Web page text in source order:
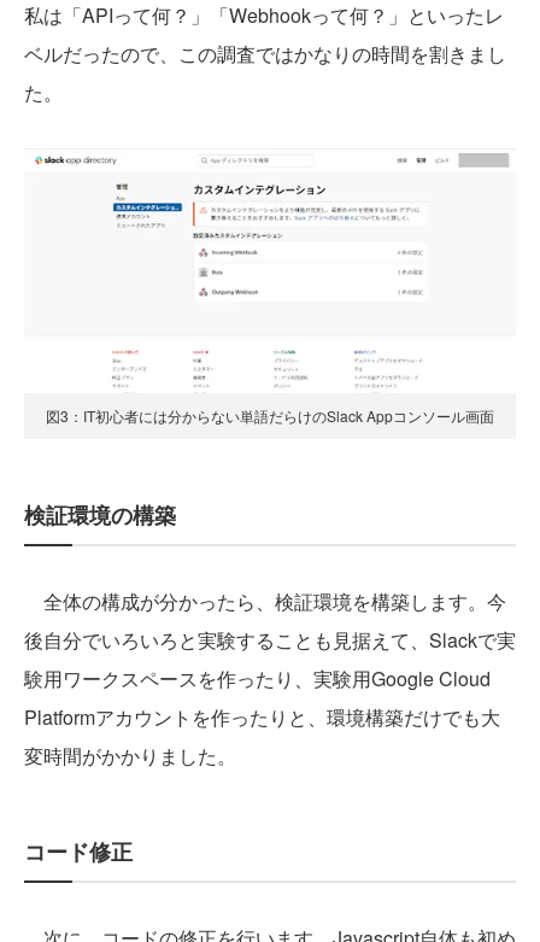
私は「APIって何？」「Webhookって何？」といったレ
ベルだったので、この調査ではかなりの時間を割きまし
た。
図3：IT初心者には分からない単語だらけのSlack Appコンソール画面
検証環境の構築
全体の構成が分かったら、検証環境を構築します。今
後自分でいろいろと実験することも見据えて、Slackで実
験用ワークスペースを作ったり、実験用Google Cloud
Platformアカウントを作ったりと、環境構築だけでも大
変時間がかかりました。
コード修正